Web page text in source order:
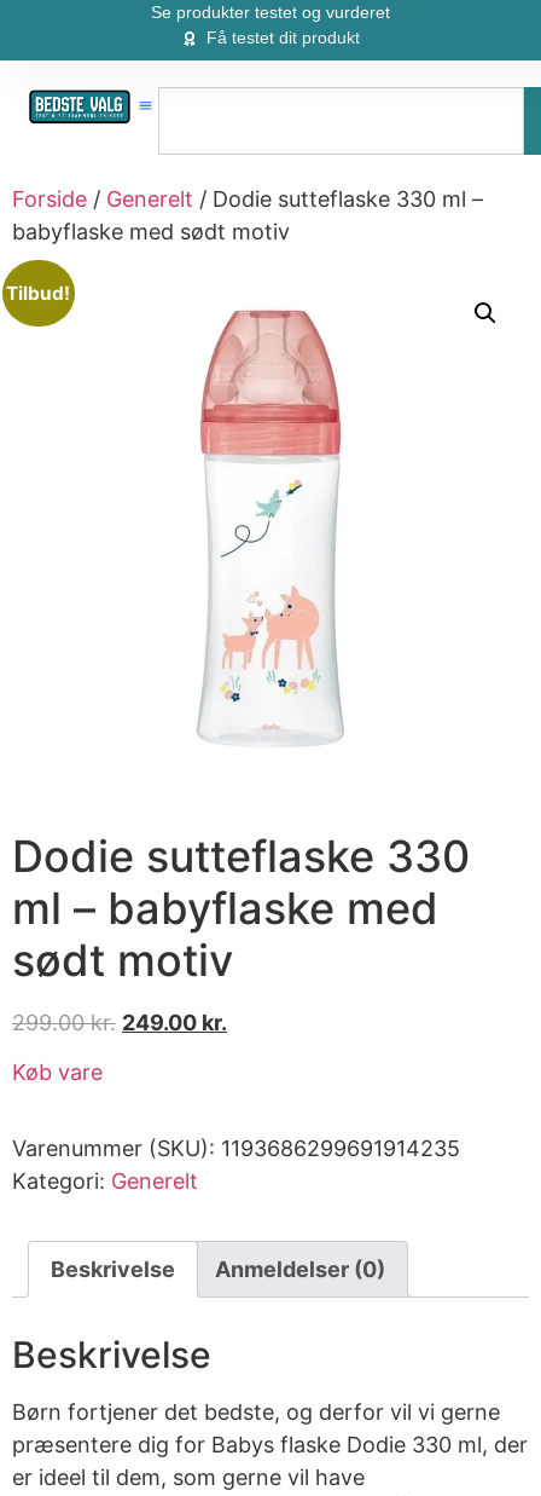
Se produkter testet og vurderet
Få testet dit produkt
Forside / Generelt / Dodie sutteflaske 330 ml –
babyflaske med sødt motiv
Tilbud!
Dodie sutteflaske 330
ml – babyflaske med
sødt motiv
299.00kr. 249.00 kr.
Køb vare
Varenummer (SKU): 1193686299691914235
Kategori: Generelt
Beskrivelse Anmeldelser (0)
Beskrivelse
Børn fortjener det bedste, og derfor vil vi gerne
præsentere dig for Babys flaske Dodie 330 ml, der
er ideel til dem, som gerne vil have